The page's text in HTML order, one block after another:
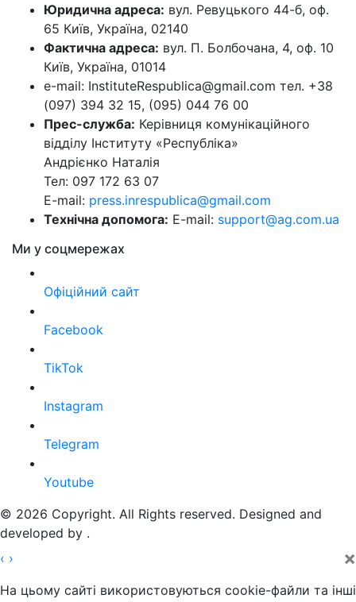
Юридична адреса: вул. Ревуцького 44-б, оф.
65 Київ, Україна, 02140
Фактична адреса: вул. П. Болбочана, 4, оф. 10
Київ, Україна, 01014
e-mail: InstituteRespublica@gmail.com тел. +38
(097) 394 32 15, (095) 044 76 00
Прес-служба: Керівниця комунікаційного
відділу Інституту «Республіка»
Андрієнко Наталія
Тел: 097 172 63 07
E-mail: press.inrespublica@gmail.com
Технічна допомога: E-mail: support@ag.com.ua
Ми у соцмережах
Офіційний сайт
Facebook
TikTok
Instagram
Telegram
Youtube
© 2026 Copyright. All Rights reserved. Designed and
developed by .
‹ › ×
На цьому сайті використовуються cookie-файли та інші